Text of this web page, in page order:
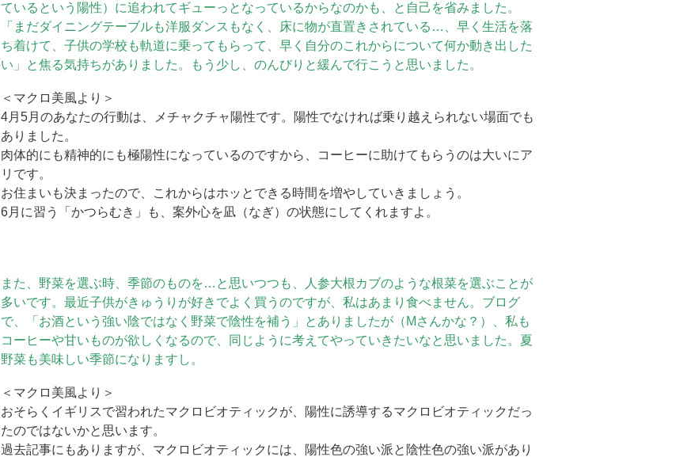
ているという陽性）に追われてギューっとなっているからなのかも、と自己を省みました。
「まだダイニングテーブルも洋服ダンスもなく、床に物が直置きされている…、早く生活を落
ち着けて、子供の学校も軌道に乗ってもらって、早く自分のこれからについて何か動き出した
い」と焦る気持ちがありました。もう少し、のんびりと緩んで行こうと思いました。
＜マクロ美風より＞
4月5月のあなたの行動は、メチャクチャ陽性です。陽性でなければ乗り越えられない場面でも
ありました。
肉体的にも精神的にも極陽性になっているのですから、コーヒーに助けてもらうのは大いにア
リです。
お住まいも決まったので、これからはホッとできる時間を増やしていきましょう。
6月に習う「かつらむき」も、案外心を凪（なぎ）の状態にしてくれますよ。
また、野菜を選ぶ時、季節のものを…と思いつつも、人参大根カブのような根菜を選ぶことが
多いです。最近子供がきゅうりが好きでよく買うのですが、私はあまり食べません。ブログ
で、「お酒という強い陰ではなく野菜で陰性を補う」とありましたが（Mさんかな？）、私も
コーヒーや甘いものが欲しくなるので、同じように考えてやっていきたいなと思いました。夏
野菜も美味しい季節になりますし。
＜マクロ美風より＞
おそらくイギリスで習われたマクロビオティックが、陽性に誘導するマクロビオティックだっ
たのではないかと思います。
過去記事にもありますが、マクロビオティックには、陽性色の強い派と陰性色の強い派があり